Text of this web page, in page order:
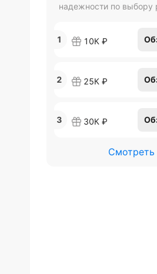
надежности по выбору
1 10К ₽
2 25К ₽
3 30К ₽
Смотреть